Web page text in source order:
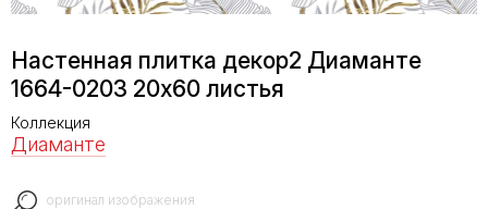
Настенная плитка декор2 Диаманте
1664-0203 20x60 листья
Коллекция
Диаманте
оригинал изображения